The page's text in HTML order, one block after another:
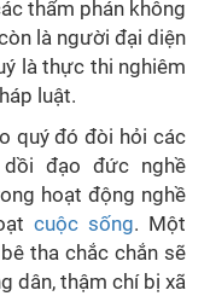
thẩm phán không
là người đại diện
là thực thi nghiêm
luật.
quý đó đòi hỏi các
đạo đức nghề
hoạt động nghề
cuộc sống. Một
tha chắc chắn sẽ
dân, thậm chí bị xã